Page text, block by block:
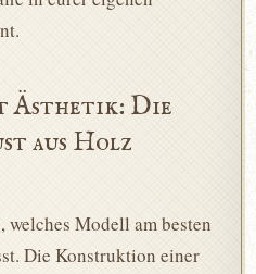
Die
aus Holz
Modell am besten
Die Konstruktion einer